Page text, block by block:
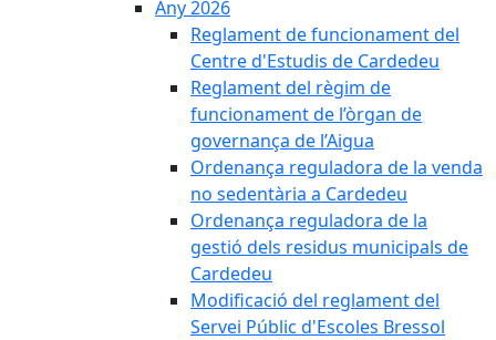
Any 2026
Reglament de funcionament del
Centre d'Estudis de Cardedeu
Reglament del règim de
funcionament de l’òrgan de
governança de l’Aigua
Ordenança reguladora de la venda
no sedentària a Cardedeu
Ordenança reguladora de la
gestió dels residus municipals de
Cardedeu
Modificació del reglament del
Servei Públic d'Escoles Bressol